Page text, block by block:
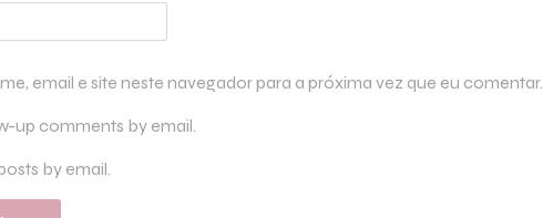
email e site neste navegador para a próxima vez que eu comentar.
up comments by email.
by email.